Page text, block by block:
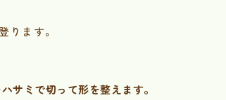
ります。
サミで切って形を整えます。